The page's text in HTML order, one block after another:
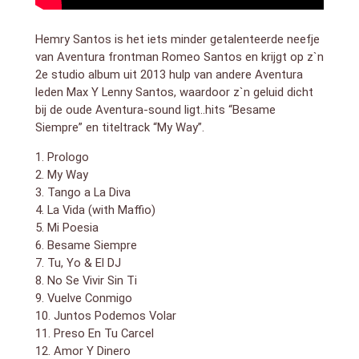
Hemry Santos is het iets minder getalenteerde neefje
van Aventura frontman Romeo Santos en krijgt op z`n
2e studio album uit 2013 hulp van andere Aventura
leden Max Y Lenny Santos, waardoor z`n geluid dicht
bij de oude Aventura-sound ligt..hits “Besame
Siempre” en titeltrack “My Way”.
1. Prologo
2. My Way
3. Tango a La Diva
4. La Vida (with Maffio)
5. Mi Poesia
6. Besame Siempre
7. Tu, Yo & El DJ
8. No Se Vivir Sin Ti
9. Vuelve Conmigo
10. Juntos Podemos Volar
11. Preso En Tu Carcel
12. Amor Y Dinero